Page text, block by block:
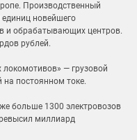
Производственный
новейшего
и обрабатывающих центров.
рублей.
— грузовой
постоянном токе.
больше 1300 электровозов
миллиард